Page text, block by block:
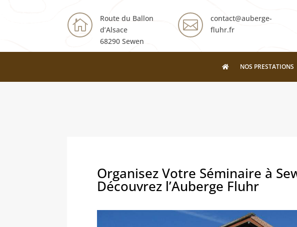

Route du Ballon
d’Alsace
68290 Sewen

contact@auberge-
fluhr.fr
NOS PRESTATIONS
Organisez Votre Séminaire à
Découvrez l’Auberge Fluhr